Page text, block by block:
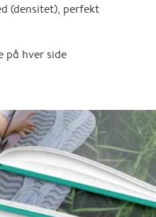
(densitet), perfekt
på hver side